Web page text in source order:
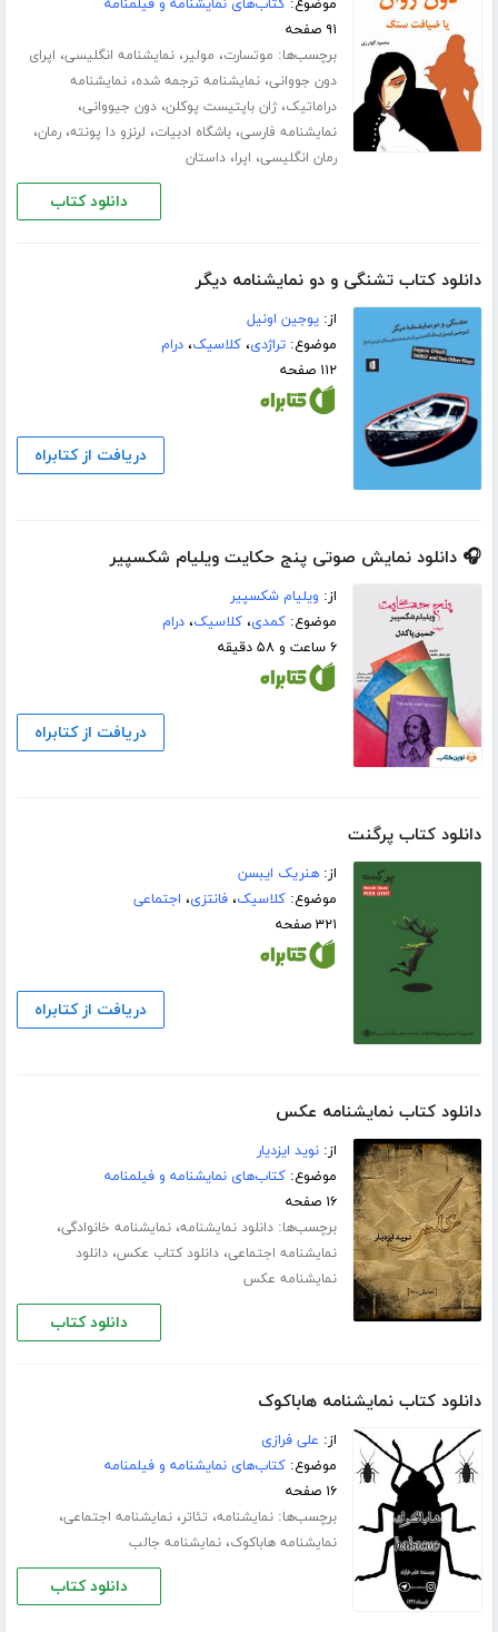
موضوع: کتاب‌های نمایشنامه و فیلمنامه
۹۱ صفحه
برچسب‌ها: موتسارت، مولیر،نمایشنامه انگلیسی، اپرای
دون جووانی،نمایشنامه ترجمه شده،نمایشنامه
دراماتیک،ژان باپتیست پوکلن،دون جیووانی،
نمایشنامه فارسی،باشگاه ادبیات، لرنزو دا پونته،رمان،
رمان انگلیسی، اپرا،داستان
دانلود کتاب
دانلود کتاب تشنگی و دو نمایشنامه دیگر
از:یوجین اونیل
موضوع:تراژدی،کلاسیک،درام
۱۱۲ صفحه
دریافت از کتابراه
🎧 دانلود نمایش صوتی پنج حکایت ویلیام شکسپیر
از: ویلیام شکسپیر
موضوع:کمدی،کلاسیک،درام
۶ ساعت و ۵۸ دقیقه
دریافت از کتابراه
دانلود کتاب پرگنت
از:هنریک ایبسن
موضوع:کلاسیک،فانتزی، اجتماعی
۳۲۱ صفحه
دریافت از کتابراه
دانلود کتاب نمایشنامه عکس
از:نوید ایزدیار
موضوع:کتاب‌های نمایشنامه و فیلمنامه
۱۶ صفحه
برچسب‌ها:دانلود نمایشنامه،نمایشنامه خانوادگی،
نمایشنامه اجتماعی،دانلود کتاب عکس،دانلود
نمایشنامه عکس
دانلود کتاب
دانلود کتاب نمایشنامه هاباکوک
از: علی فرازی
موضوع:کتاب‌های نمایشنامه و فیلمنامه
۱۶ صفحه
برچسب‌ها:نمایشنامه، تئاتر،نمایشنامه اجتماعی،
نمایشنامه هاباکوک،نمایشنامه جالب
دانلود کتاب